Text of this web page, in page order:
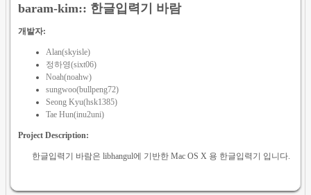
baram-kim:: 한글입력기 바람
개발자:
Alan(skyisle)
정하영(sixt06)
Noah(noahw)
sungwoo(bullpeng72)
Seong Kyu(hsk1385)
Tae Hun(inu2uni)
Project Description:
한글입력기 바람은 libhangul에 기반한 Mac OS X 용 한글입력기 입니다.